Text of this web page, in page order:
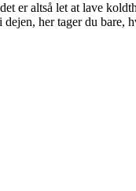
er altså let at lave
her tager du bare,